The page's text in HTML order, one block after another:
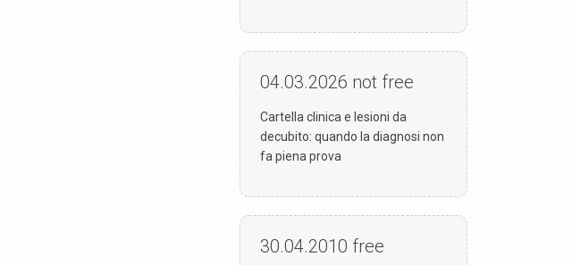
04.03.2026 not free
Cartella clinica e lesioni da
decubito: quando la diagnosi non
fa piena prova
30.04.2010 free